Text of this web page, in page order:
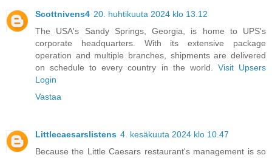
Scottnivens4 20. huhtikuuta 2024 klo 13.12
The USA's Sandy Springs, Georgia, is home to UPS's
corporate headquarters. With its extensive package
operation and multiple branches, shipments are delivered
on schedule to every country in the world. Visit Upsers
Login
Vastaa
Littlecaesarslistens 4. kesäkuuta 2024 klo 10.47
Because the Little Caesars restaurant's management is so